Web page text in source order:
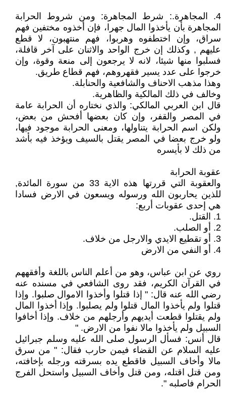
4. المجاهرة.: شرط المجاهرة: ومن شروط الحرابة
المجاهرة بأن يأخذوا المال جهرا، فإن أخذوه مختفين فهم
سراق، وإن اختطفوه وهربوا، فهم منتهبون، لا قطع
عليهم , وكذلك إن خرج الواحد والاثنان على آخر قافلة،
فسلبوا منها شيئا، لانه لا يرجعون إلى منعة وقوة، وإن
خرجوا على عدد يسير فقهروهم، فهم قطاع طريق.
وهذا مذهب الاحناف والشافعية والحنابلة.
وخالف في ذلك المالكية والظاهرية.
قال ابن العربي المالكي: والذي نختاره أن الحرابة عامة
في المصر والقفر، وإن كان بعضها أفحش من بعض،
ولكن اسم الحرابة يتناولها، ومعنى الحرابة موجود فيها،
ولو خرج بعضا في المصر يقتل بالسيف ويؤخذ فيه بأشد
من ذلك لا بأيسره
عقوبة الحرابة
والعقوبة التي قررتها هذه الاية 33 من سورة المائدة,
للذين يحاربون الله ورسوله ويسعون في الارض فسادا
هي إحدى عقوبات أربع:
1. القتل.
2. أو الصلب.
3. أو تقطيع الايدي والارجل من خلاف.
4. أو النفي من الارض
روي عن ابن عباس، وهو من أعلم الناس باللغة وأفقههم
في القرآن الكريم، فقد روى الشافعي في مسنده عنه
رضي الله عنه قال: " إذا قتلوا وأخذوا الاموال صلبوا. وإذا
قتلوا ولم يأخذوا المال قتلوا ولم يصلبوا. وإذا أخذوا المال
ولم يقتلوا قطعت أيديهم وأرجلهم من خلاف. وإذا أخافوا
السبيل ولم يأخذوا مالا نفوا من الارض. "
قال أنس: فسأل الرسول صلى الله عليه وسلم جبرائيل
عليه السلام عن القضاء فيمن حارب فقال: " من سرق
مالا وأخاف السبيل فاقطع يده بسرقته ورجله بإخافته،
ومن قتل اقتله، ومن قتل وأخاف السبيل واستحل الفرج
الحرام فاصلبه ".